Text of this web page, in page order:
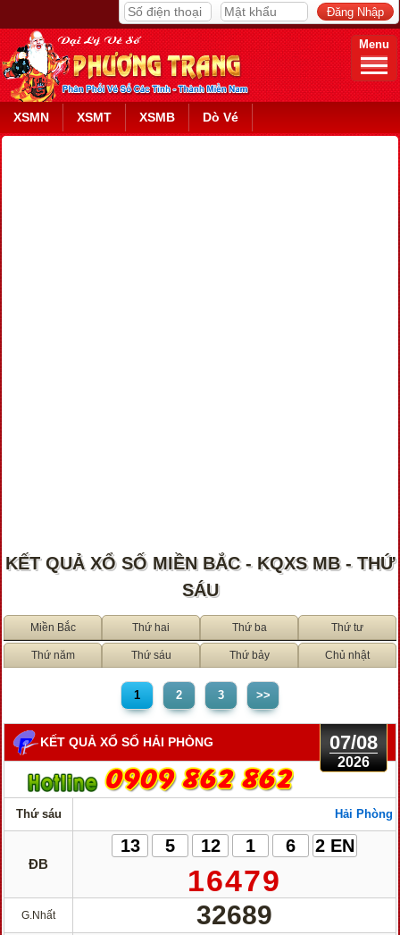
Menu
XSMN XSMT XSMB Dò Vé
KẾT QUẢ XỔ SỐ MIỀN BẮC - KQXS MB - THỨ
SÁU
Miền Bắc Thứ hai Thứ ba Thứ tư
Thứ năm Thứ sáu Thứ bảy Chủ nhật
1 2 3 >>
07/08
2026
KẾT QUẢ XỔ SỐ HẢI PHÒNG
Thứ sáu Hải Phòng
ĐB
13 5 12 1 6 2 EN
16479
G.Nhất 32689